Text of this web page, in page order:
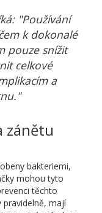
"Používání
k dokonalé
pouze snížit
celkové
a
zánětu
bakteriemi,
mohou tyto
těchto
pravidelně, mají